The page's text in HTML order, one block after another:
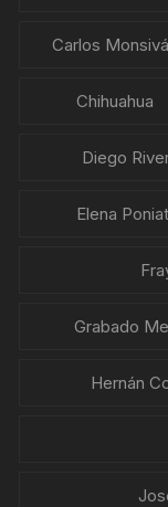
Carlos
Chihuahua
Diego
Elena
Grabado
Hernán